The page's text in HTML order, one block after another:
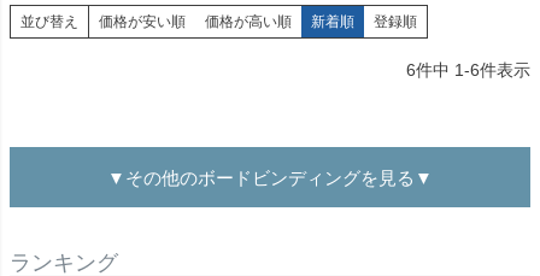
並び替え 価格が安い順 価格が高い順 新着順 登録順
6件中 1-6件表示
▼その他のボードビンディングを見る▼
ランキング